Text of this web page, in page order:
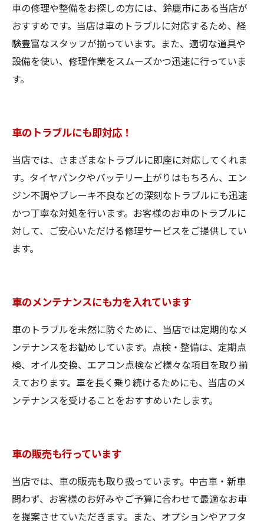
車の修理や整備をお探しの方には、鈴鹿市にある当店が
おすすめです。当店は車のトラブルに対応するため、経
験豊富なスタッフが揃っています。また、適切な道具や
設備を使い、修理作業をスムーズかつ迅速に行っていま
す。
車のトラブルにも即対応！
当店では、さまざまなトラブルに即座に対応してくれま
す。タイヤパンクやバッテリー上がりはもちろん、エン
ジン不調やブレーキ不良などの深刻なトラブルにも迅速
かつ丁寧な対処を行います。お客様のお車のトラブルに
対して、ご安心いただける修理サービスをご提供してい
ます。
車のメンテナンスにも力を入れています
車のトラブルを未然に防ぐために、当店では定期的なメ
ンテナンスをお勧めしています。点検・整備は、定期点
検、オイル交換、エアコン点検など様々な項目を取り揃
えております。車を長く乗り続けるためにも、当店のメ
ンテナンスを受けることをおすすめいたします。
車の販売も行っています
当店では、車の販売も取り扱っています。中古車・新車
問わず、お客様のお好みやご予算に合わせて最適なお車
を提案させていただきます。また、オプションやアフタ